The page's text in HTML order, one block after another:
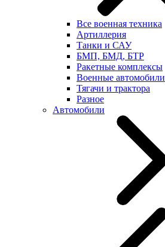
Все военная техника
Артиллерия
Танки и САУ
БМП, БМД, БТР
Ракетные комплексы
Военные автомобили
Тягачи и трактора
Разное
Автомобили